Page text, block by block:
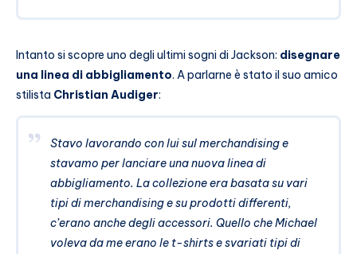
Intanto si scopre uno degli ultimi sogni di Jackson: disegnare
una linea di abbigliamento. A parlarne è stato il suo amico
stilista Christian Audiger:
Stavo lavorando con lui sul merchandising e
stavamo per lanciare una nuova linea di
abbigliamento. La collezione era basata su vari
tipi di merchandising e su prodotti differenti,
c’erano anche degli accessori. Quello che Michael
voleva da me erano le t-shirts e svariati tipi di